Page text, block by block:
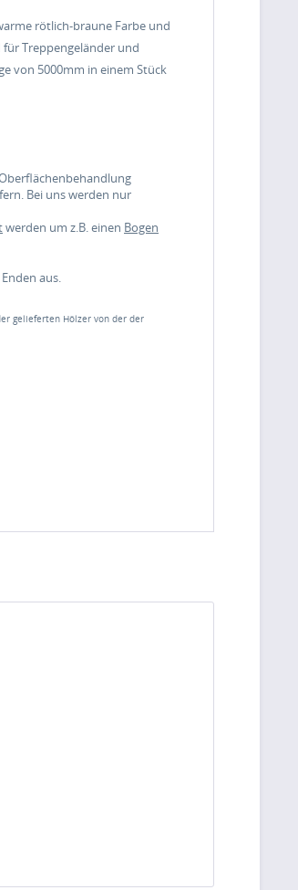
rötlich-braune Farbe und
Treppengeländer und
von 5000mm in einem Stück
Bei uns werden nur
werden um z.B. einen Bogen
aus.
gelieferten Hölzer von der der